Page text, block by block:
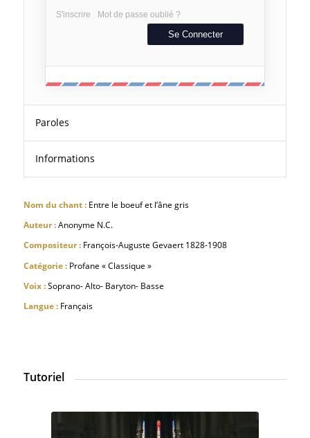
S'inscrire Mot de passe oublié ?
Paroles
Informations
Nom du chant :Entre le boeuf et l’âne gris
Auteur :Anonyme N.C.
Compositeur :François-Auguste Gevaert 1828-1908
Catégorie :Profane « Classique »
Voix :Soprano- Alto- Baryton- Basse
Langue :Français
Tutoriel